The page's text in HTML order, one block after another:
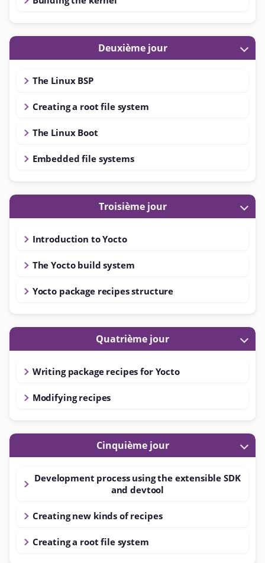
Deuxième jour
The Linux BSP
Creating a root file system
The Linux Boot
Embedded file systems
Troisième jour
Introduction to Yocto
The Yocto build system
Yocto package recipes structure
Quatrième jour
Writing package recipes for Yocto
Modifying recipes
Cinquième jour
Development process using the extensible SDK
and devtool
Creating new kinds of recipes
Creating a root file system